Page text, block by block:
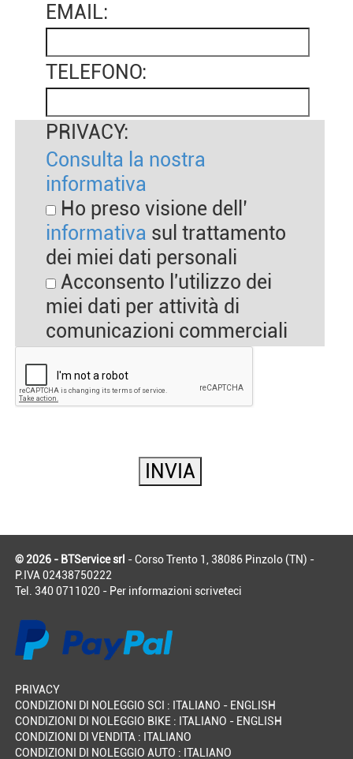
EMAIL:
TELEFONO:
PRIVACY:
Consulta la nostra
informativa
Ho preso visione dell’
informativa sul trattamento
dei miei dati personali
Acconsento l'utilizzo dei
miei dati per attività di
comunicazioni commerciali
© 2026 - BTService srl - Corso Trento 1, 38086 Pinzolo (TN) -
P.IVA 02438750222
Tel. 340 0711020 - Per informazioni scriveteci
PRIVACY
CONDIZIONI DI NOLEGGIO SCI : ITALIANO - ENGLISH
CONDIZIONI DI NOLEGGIO BIKE : ITALIANO - ENGLISH
CONDIZIONI DI VENDITA : ITALIANO
CONDIZIONI DI NOLEGGIO AUTO : ITALIANO